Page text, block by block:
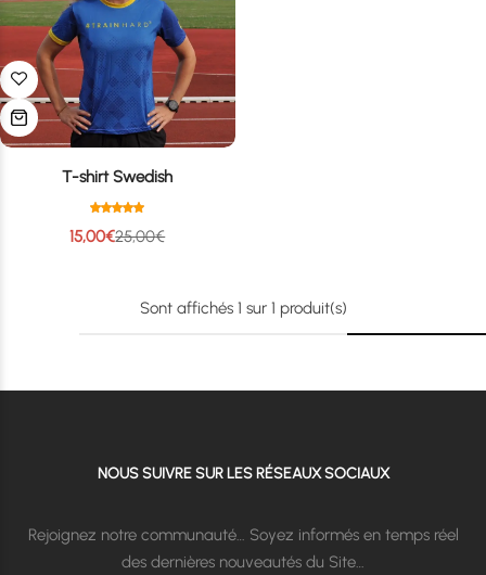
T-shirt Swedish
25,00€
15,00€
Sont affichés 1 sur 1 produit(s)
NOUS SUIVRE SUR LES RÉSEAUX SOCIAUX
Rejoignez notre communauté… Soyez informés en temps réel
des dernières nouveautés du Site…